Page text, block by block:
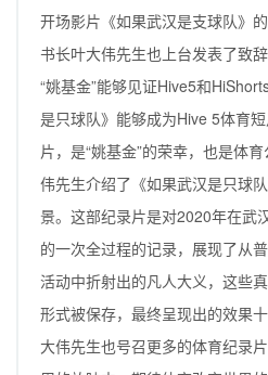
开场影片《如果武汉是支球队》
书长叶大伟先生也上台发表了致
“姚基金”能够见证Hive5和
是只球队》能够成为Hive 5体育
片，是“姚基金”的荣幸，也是体
伟先生介绍了《如果武汉是只球
景。这部纪录片是对2020年在武
的一次全过程的记录，展现了从
活动中折射出的凡人大义，这些
形式被保存，最终呈现出的效果
大伟先生也号召更多的体育纪录